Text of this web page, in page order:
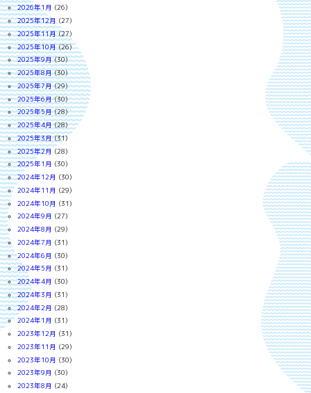
2026年1月 (26)
2025年12月(27)
2025年11月(27)
2025年10月(26)
2025年9月(30)
2025年8月(30)
2025年7月(29)
2025年6月(30)
2025年5月(28)
2025年4月(28)
2025年3月(31)
2025年2月 (28)
2025年1月 (30)
2024年12月 (30)
2024年11月 (29)
2024年10月 (31)
2024年9月 (27)
2024年8月 (29)
2024年7月 (31)
2024年6月 (30)
2024年5月 (31)
2024年4月 (30)
2024年3月 (31)
2024年2月 (28)
2024年1月 (31)
2023年12月 (31)
2023年11月 (29)
2023年10月 (30)
2023年9月 (30)
2023年8月 (24)